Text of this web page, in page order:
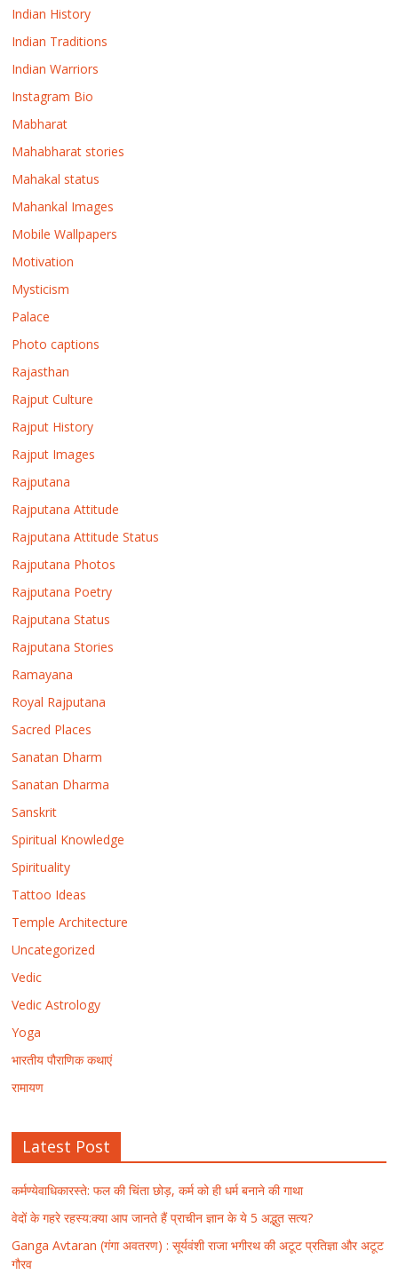
Indian History
Indian Traditions
Indian Warriors
Instagram Bio
Mabharat
Mahabharat stories
Mahakal status
Mahankal Images
Mobile Wallpapers
Motivation
Mysticism
Palace
Photo captions
Rajasthan
Rajput Culture
Rajput History
Rajput Images
Rajputana
Rajputana Attitude
Rajputana Attitude Status
Rajputana Photos
Rajputana Poetry
Rajputana Status
Rajputana Stories
Ramayana
Royal Rajputana
Sacred Places
Sanatan Dharm
Sanatan Dharma
Sanskrit
Spiritual Knowledge
Spirituality
Tattoo Ideas
Temple Architecture
Uncategorized
Vedic
Vedic Astrology
Yoga
भारतीय पौराणिक कथाएं
रामायण
Latest Post
कर्मण्येवाधिकारस्ते: फल की चिंता छोड़, कर्म को ही धर्म बनाने की गाथा
वेदों के गहरे रहस्य:क्या आप जानते हैं प्राचीन ज्ञान के ये 5 अद्भुत सत्य?
Ganga Avtaran (गंगा अवतरण) : सूर्यवंशी राजा भगीरथ की अटूट प्रतिज्ञा और अटूट
गौरव